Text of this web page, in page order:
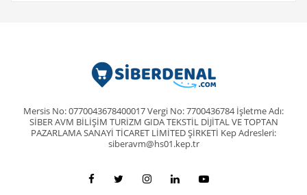
Mersis No: 0770043678400017 Vergi No: 7700436784 İşletme Adı:
SİBER AVM BİLİŞİM TURİZM GIDA TEKSTİL DİJİTAL VE TOPTAN
PAZARLAMA SANAYİ TİCARET LİMİTED ŞİRKETİ Kep Adresleri:
siberavm@hs01.kep.tr